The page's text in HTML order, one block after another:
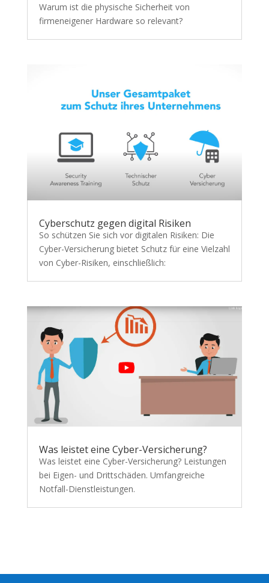
Warum ist die physische Sicherheit von
firmeneigener Hardware so relevant?
Cyberschutz gegen digital Risiken
So schützen Sie sich vor digitalen Risiken: Die
Cyber-Versicherung bietet Schutz für eine Vielzahl
von Cyber-Risiken, einschließlich:
Was leistet eine Cyber-Versicherung?
Was leistet eine Cyber-Versicherung? Leistungen
bei Eigen- und Drittschäden. Umfangreiche
Notfall-Dienstleistungen.